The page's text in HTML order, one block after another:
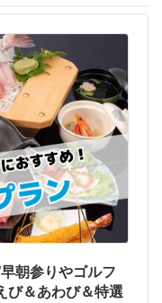
朝参りやゴルフ
び＆あわび＆特選